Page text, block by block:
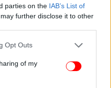
parties on the IAB’s List of
further disclose it to other
uses one or more Google
behaviour. You may click to
and its third-party tags to
purposes in below Google
Opt Outs
of my
επιδείνωση
και η ημιαυτόνομη